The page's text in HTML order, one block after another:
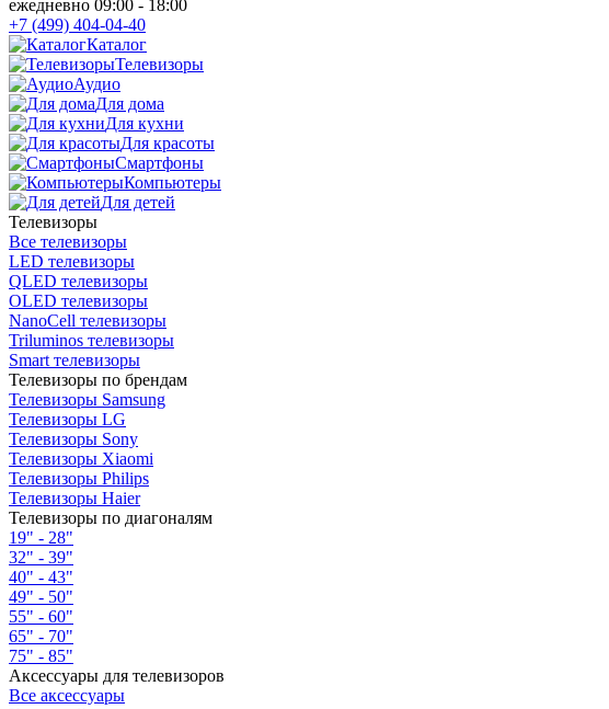
ежедневно 09:00 - 18:00
+7 (499) 404-04-40
Каталог
Телевизоры
Аудио
Для дома
Для кухни
Для красоты
Смартфоны
Компьютеры
Для детей
Телевизоры
Все телевизоры
LED телевизоры
QLED телевизоры
OLED телевизоры
NanoCell телевизоры
Triluminos телевизоры
Smart телевизоры
Телевизоры по брендам
Телевизоры Samsung
Телевизоры LG
Телевизоры Sony
Телевизоры Xiaomi
Телевизоры Philips
Телевизоры Haier
Телевизоры по диагоналям
19" - 28"
32" - 39"
40" - 43"
49" - 50"
55" - 60"
65" - 70"
75" - 85"
Аксессуары для телевизоров
Все аксессуары